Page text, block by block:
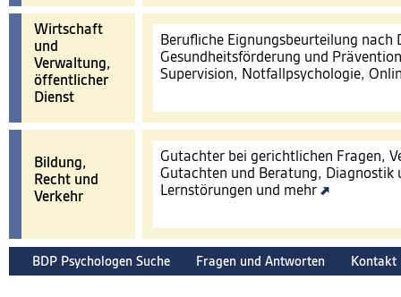
Wirtschaft
und
Verwaltung,
öffentlicher
Dienst
Berufliche Eignungsbeurteilung nach
Gesundheitsförderung und
Supervision, Notfallpsychologie,
Bildung,
Recht und
Verkehr
Gutachter bei gerichtlichen Fragen,
Gutachten und Beratung, Diagnostik
Lernstörungen und mehr
BDP Psychologen Suche Fragen und Antworten Kontakt